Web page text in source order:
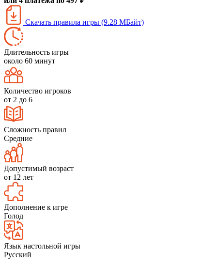
Скачать правила игры (9.28 МБайт)
Длительность игры
около 60 минут
Количество игроков
от 2 до 6
Сложность правил
Средние
Допустимый возраст
от 12 лет
Дополнение к игре
Голод
Язык настольной игры
Русский